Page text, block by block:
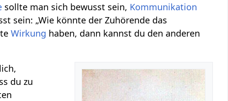
sollte man sich bewusst sein, Kommunikation
sein: „Wie könnte der Zuhörende das
Wirkung haben, dann kannst du den anderen
du zu